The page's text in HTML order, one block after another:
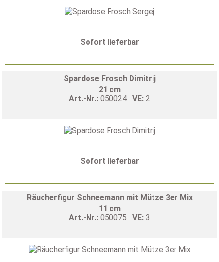
Sofort lieferbar
Spardose Frosch Dimitrij
21 cm
Art.-Nr.: 050024 VE: 2
Sofort lieferbar
Räucherfigur Schneemann mit Mütze 3er Mix
11 cm
Art.-Nr.: 050075 VE: 3